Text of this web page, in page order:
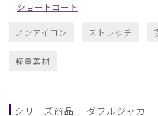
ショートコート
ノンアイロン ストレッチ
軽量素材
シリーズ商品 「ダブルジャカー